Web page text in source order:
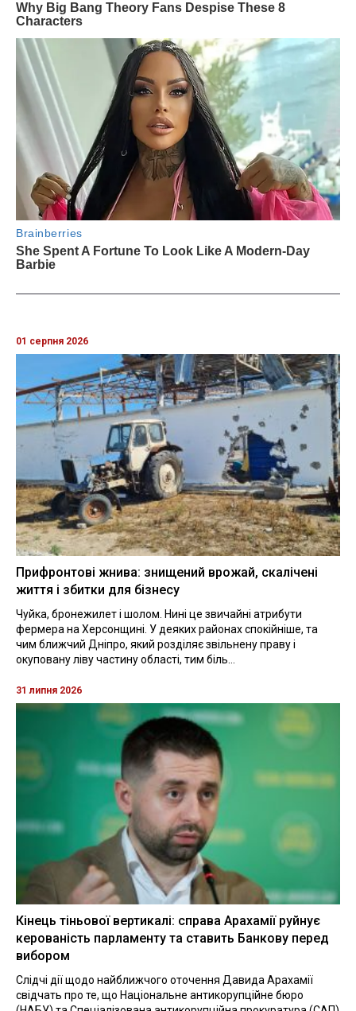
01 серпня 2026
Прифронтові жнива: знищений врожай, скалічені
життя і збитки для бізнесу
Чуйка, бронежилет і шолом. Нині це звичайні атрибути
фермера на Херсонщині. У деяких районах спокійніше, та
чим ближчий Дніпро, який розділяє звільнену праву і
окуповану ліву частину області, тим біль...
31 липня 2026
Кінець тіньової вертикалі: справа Арахамії руйнує
керованість парламенту та ставить Банкову перед
вибором
Слідчі дії щодо найближчого оточення Давида Арахамії
свідчать про те, що Національне антикорупційне бюро